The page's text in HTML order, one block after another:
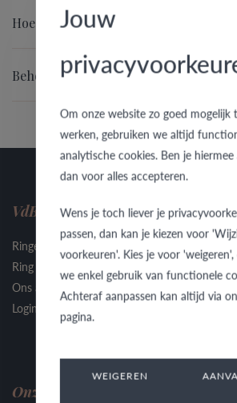
Hoe wordt de zuiverheid van zilver
Behoudt zilver altijd dezelfde waarde?
Jouw
Om onze website zo goed mogelijk
werken, gebruiken we altijd
analytische cookies. Ben je
dan voor alles accepteren.
Wens je toch liever je
passen, dan kan je kiezen voor
voorkeuren'. Kies je voor
we enkel gebruik van functionele
Achteraf aanpassen kan altijd via
pagina.
WEIGEREN
VdB&VR
Ringen
Ring Configurator
Ons ambacht
Login juwelier
Nieuws
Vind
Onze ringen